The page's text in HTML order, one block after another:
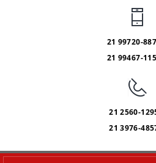
21 99720-
21 99467-
21 2560-
21 3976-